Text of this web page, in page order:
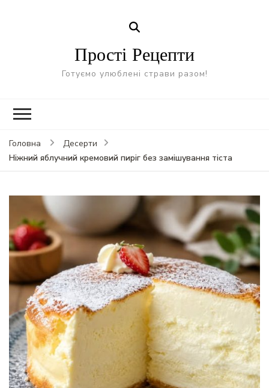
Прості Рецепти
Готуємо улюблені страви разом!
Головна
Десерти
Ніжний яблучний кремовий пиріг без замішування тіста